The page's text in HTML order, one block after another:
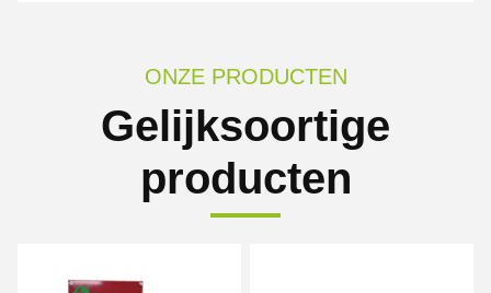
ONZE PRODUCTEN
Gelijksoortige
producten